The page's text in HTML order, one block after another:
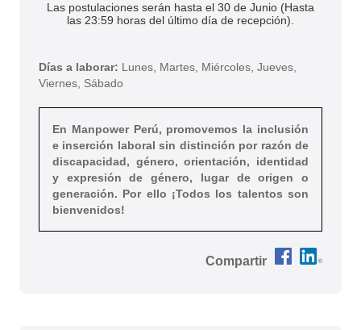
Las postulaciones serán hasta el 30 de Junio (Hasta
las 23:59 horas del último día de recepción).
Días a laborar: Lunes, Martes, Miércoles, Jueves,
Viernes, Sábado
En Manpower Perú, promovemos la inclusión
e inserción laboral sin distinción por razón de
discapacidad, género, orientación, identidad
y expresión de género, lugar de origen o
generación. Por ello ¡Todos los talentos son
bienvenidos!
Compartir